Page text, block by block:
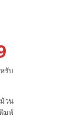
รับ
วน
มพ์